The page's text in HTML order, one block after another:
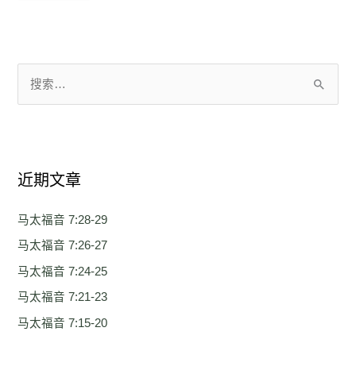
近期文章
马太福音 7:28-29
马太福音 7:26-27
马太福音 7:24-25
马太福音 7:21-23
马太福音 7:15-20